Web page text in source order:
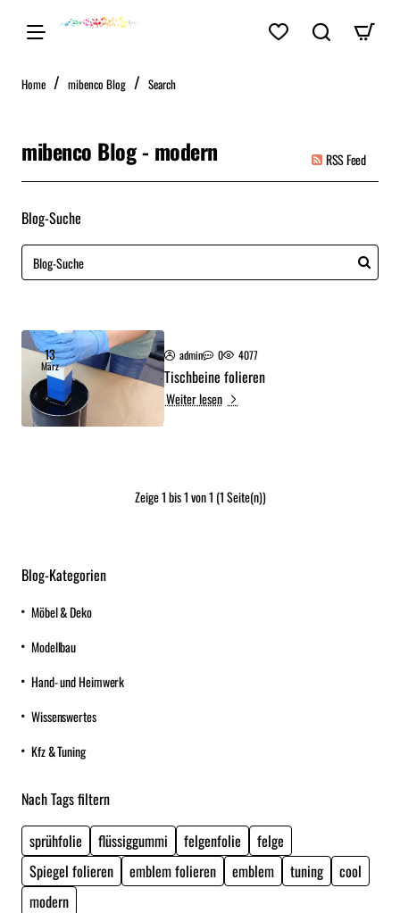
Home home mibenco Blog Search
mibenco Blog - modern RSS Feed
Blog-Suche
13
März
admin 0 4077
Tischbeine folieren
Weiter lesen
Zeige 1 bis 1 von 1 (1 Seite(n))
Blog-Kategorien
Möbel & Deko
Modellbau
Hand- und Heimwerk
Wissenswertes
Kfz & Tuning
Nach Tags filtern
sprühfolie
flüssiggummi felgenfolie
felge
Spiegel folieren
emblem folieren emblem tuning
cool
modern